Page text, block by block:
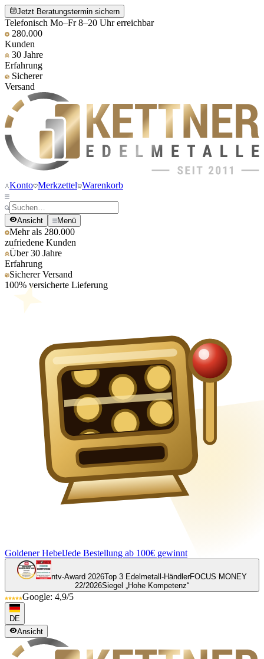
Jetzt Beratungstermin sichern
Telefonisch Mo–Fr 8–20 Uhr erreichbar
280.000
Kunden
30 Jahre
Erfahrung
Sicherer
Versand
Konto Merkzettel Warenkorb
Ansicht Menü
Mehr als 280.000
zufriedene Kunden
Über 30 Jahre
Erfahrung
Sicherer Versand
100% versicherte Lieferung
Goldener HebelJede Bestellung ab 100€ gewinnt
ntv-Award 2026Top 3 Edelmetall-HändlerFOCUS MONEY
22/2026Siegel „Hohe Kompetenz“
Google: 4,9/5
DE
Ansicht